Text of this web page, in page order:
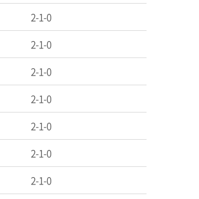
2-1-0
2-1-0
2-1-0
2-1-0
2-1-0
2-1-0
2-1-0